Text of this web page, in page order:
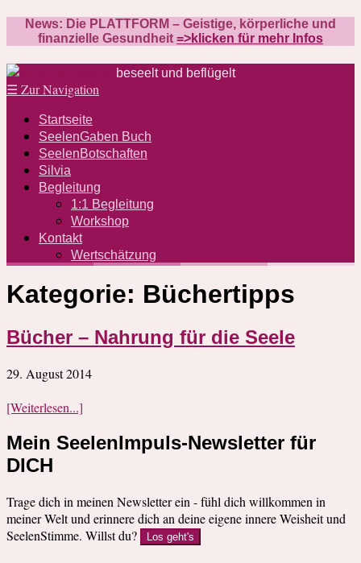
News: Die PLATTFORM – Geistige, körperliche und
finanzielle Gesundheit =>klicken für mehr Infos
beseelt und beflügelt
☰ Zur Navigation
Startseite
SeelenGaben Buch
SeelenBotschaften
Silvia
Begleitung
1:1 Begleitung
Workshop
Kontakt
Wertschätzung
Kategorie: Büchertipps
Bücher – Nahrung für die Seele
29. August 2014
[Weiterlesen...]
Mein SeelenImpuls-Newsletter für
DICH
Trage dich in meinen Newsletter ein - fühl dich willkommen in
meiner Welt und erinnere dich an deine eigene innere Weisheit und
SeelenStimme. Willst du?
Los geht's